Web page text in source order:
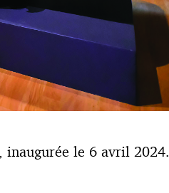
inaugurée le 6 avril 2024.